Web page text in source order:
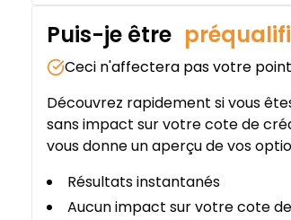
Puis-je être
Ceci n'affectera pas votre
Découvrez rapidement si vous
sans impact sur votre cote de
vous donne un aperçu de vos
Résultats instantanés
Aucun impact sur votre cote